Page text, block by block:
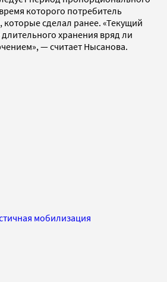
которого потребитель
которые сделал ранее. «Текущий
хранения вряд ли
— считает Нысанова.
мобилизация